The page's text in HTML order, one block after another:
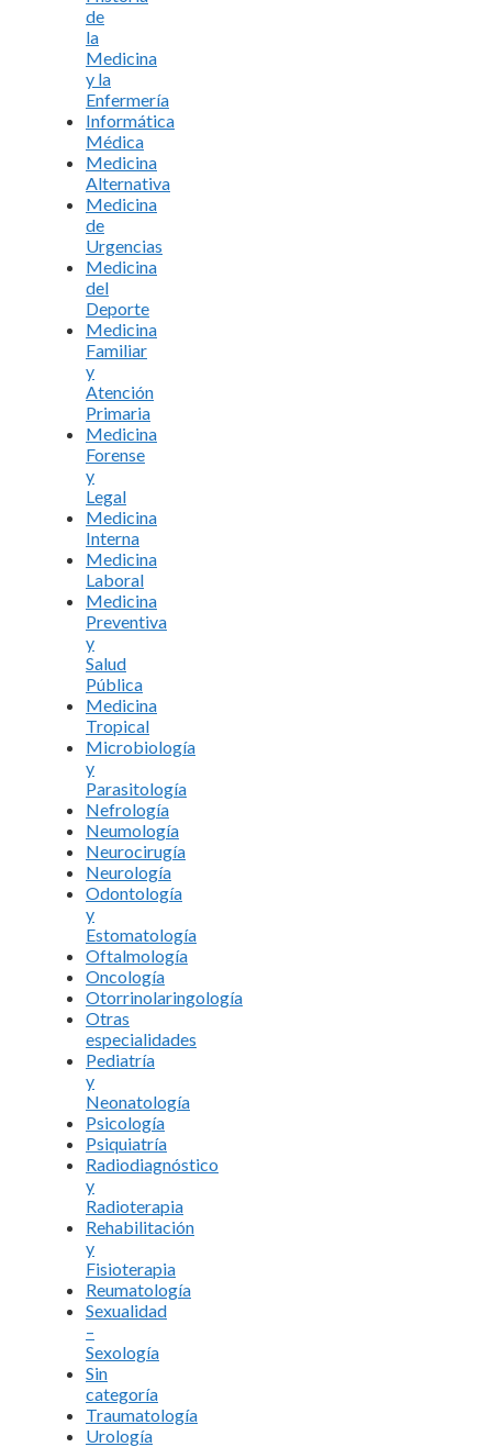
de
la
Medicina
y la
Enfermería
Informática
Médica
Medicina
Alternativa
Medicina
de
Urgencias
Medicina
del
Deporte
Medicina
Familiar
y
Atención
Primaria
Medicina
Forense
y
Legal
Medicina
Interna
Medicina
Laboral
Medicina
Preventiva
y
Salud
Pública
Medicina
Tropical
Microbiología
y
Parasitología
Nefrología
Neumología
Neurocirugía
Neurología
Odontología
y
Estomatología
Oftalmología
Oncología
Otorrinolaringología
Otras
especialidades
Pediatría
y
Neonatología
Psicología
Psiquiatría
Radiodiagnóstico
y
Radioterapia
Rehabilitación
y
Fisioterapia
Reumatología
Sexualidad
–
Sexología
Sin
categoría
Traumatología
Urología